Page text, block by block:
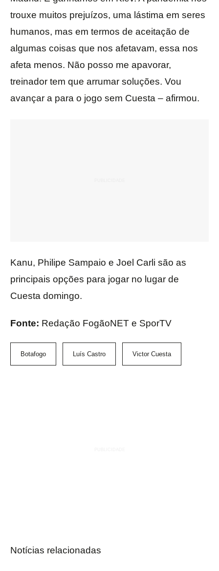
trouxe muitos prejuízos, uma lástima em seres
humanos, mas em termos de aceitação de
algumas coisas que nos afetavam, essa nos
afeta menos. Não posso me apavorar,
treinador tem que arrumar soluções. Vou
avançar a para o jogo sem Cuesta – afirmou.
Kanu, Philipe Sampaio e Joel Carli são as
principais opções para jogar no lugar de
Cuesta domingo.
Fonte: Redação FogãoNET e SporTV
Botafogo Luís Castro Victor Cuesta
Notícias relacionadas